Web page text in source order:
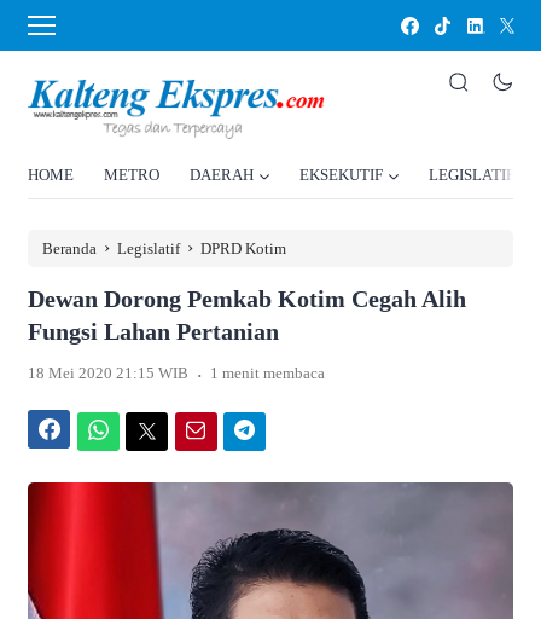
HOME METRO DAERAH EKSEKUTIF LEGISLATIF
Beranda › Legislatif › DPRD Kotim
Dewan Dorong Pemkab Kotim Cegah Alih
Fungsi Lahan Pertanian
18 Mei 2020 21:15 WIB . 1 menit membaca